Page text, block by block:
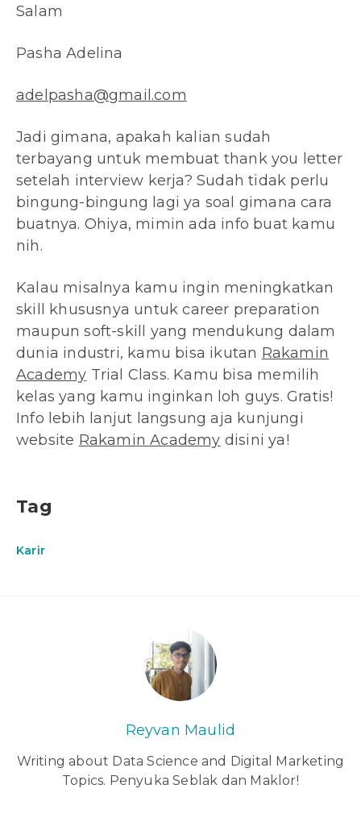
Salam
Pasha Adelina
adelpasha@gmail.com
Jadi gimana, apakah kalian sudah
terbayang untuk membuat thank you letter
setelah interview kerja? Sudah tidak perlu
bingung-bingung lagi ya soal gimana cara
buatnya. Ohiya, mimin ada info buat kamu
nih.
Kalau misalnya kamu ingin meningkatkan
skill khususnya untuk career preparation
maupun soft-skill yang mendukung dalam
dunia industri, kamu bisa ikutan Rakamin
Academy Trial Class. Kamu bisa memilih
kelas yang kamu inginkan loh guys. Gratis!
Info lebih lanjut langsung aja kunjungi
website Rakamin Academy disini ya!
Tag
Karir
Reyvan Maulid
Writing about Data Science and Digital Marketing
Topics. Penyuka Seblak dan Maklor!